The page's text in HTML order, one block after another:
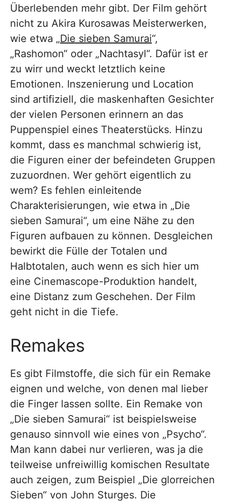
Überlebenden mehr gibt. Der Film gehört
nicht zu Akira Kurosawas Meisterwerken,
wie etwa „Die sieben Samurai“,
„Rashomon“ oder „Nachtasyl“. Dafür ist er
zu wirr und weckt letztlich keine
Emotionen. Inszenierung und Location
sind artifiziell, die maskenhaften Gesichter
der vielen Personen erinnern an das
Puppenspiel eines Theaterstücks. Hinzu
kommt, dass es manchmal schwierig ist,
die Figuren einer der befeindeten Gruppen
zuzuordnen. Wer gehört eigentlich zu
wem? Es fehlen einleitende
Charakterisierungen, wie etwa in „Die
sieben Samurai“, um eine Nähe zu den
Figuren aufbauen zu können. Desgleichen
bewirkt die Fülle der Totalen und
Halbtotalen, auch wenn es sich hier um
eine Cinemascope-Produktion handelt,
eine Distanz zum Geschehen. Der Film
geht nicht in die Tiefe.
Remakes
Es gibt Filmstoffe, die sich für ein Remake
eignen und welche, von denen mal lieber
die Finger lassen sollte. Ein Remake von
„Die sieben Samurai“ ist beispielsweise
genauso sinnvoll wie eines von „Psycho“.
Man kann dabei nur verlieren, was ja die
teilweise unfreiwillig komischen Resultate
auch zeigen, zum Beispiel „Die glorreichen
Sieben“ von John Sturges. Die